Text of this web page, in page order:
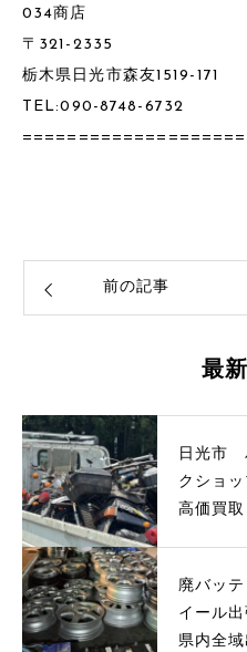
034商店
〒321-2335
栃木県日光市森友1519-171
TEL:090-8748-6732
前の記事
最
日光市
クショ
高価買
廃バッ
イール
県内全